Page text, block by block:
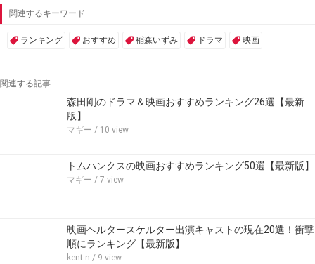
関連するキーワード
ランキング おすすめ 稲森いずみ ドラマ 映画
関連する記事
森田剛のドラマ＆映画おすすめランキング26選【最新
版】
マギー / 10 view
トムハンクスの映画おすすめランキング50選【最新版】
マギー / 7 view
映画ヘルタースケルター出演キャストの現在20選！衝撃
順にランキング【最新版】
kent.n / 9 view